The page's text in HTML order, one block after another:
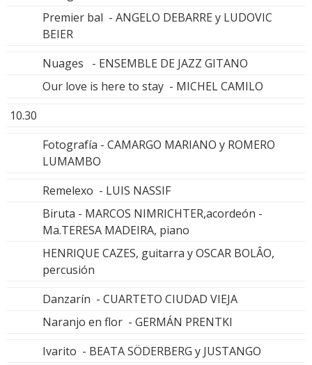
Premier bal - ANGELO DEBARRE y LUDOVIC
BEIER
Nuages - ENSEMBLE DE JAZZ GITANO
Our love is here to stay - MICHEL CAMILO
10.30
Fotografía - CAMARGO MARIANO y ROMERO
LUMAMBO
Remelexo - LUIS NASSIF
Biruta - MARCOS NIMRICHTER,acordeón -
Ma.TERESA MADEIRA, piano
HENRIQUE CAZES, guitarra y OSCAR BOLÂO,
percusión
Danzarín - CUARTETO CIUDAD VIEJA
Naranjo en flor - GERMÁN PRENTKI
Ivarito - BEATA SÖDERBERG y JUSTANGO